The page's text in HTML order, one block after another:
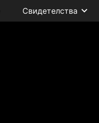
Свидетелства